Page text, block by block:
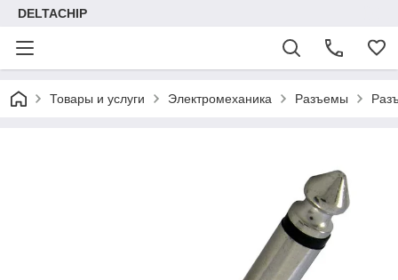
DELTACHIP
Товары и услуги Электромеханика Разъемы